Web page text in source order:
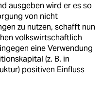
ausgeben wird er es so
von nicht
zu nutzen, schafft nun
volkswirtschaftlich
eine Verwendung
(z. B. in
positiven Einfluss